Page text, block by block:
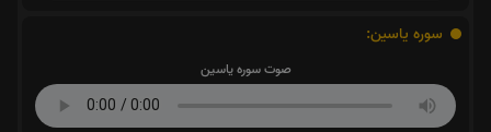
سوره یاسین:
صوت سوره یاسین